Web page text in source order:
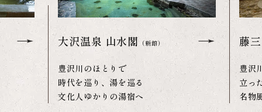
大沢温泉 山水閣 （新館）
豊沢川のほとりで
時代を巡り、湯を巡る
文化人ゆかりの湯宿へ
藤
豊沢
立っ
名物